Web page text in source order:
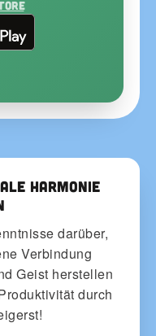
Harmonie
darüber,
Verbindung
Geist herstellen
durch